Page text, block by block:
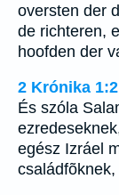
oversten der
de richteren,
hoofden der
2 Krónika
És szóla
egész Izráel
családfõknek,